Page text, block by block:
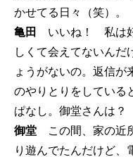
かせてる日々（笑）。
亀田
いいね！ 私は好
しくて会えてないんだ
ょうがないの。返信が
のやりとりをしている
ぱなし。御堂さんは？
御堂 この間、家の近
り遊んでたんだけど、